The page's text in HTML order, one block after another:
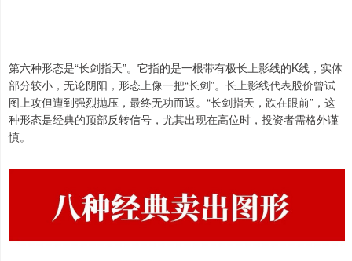
第六种形态是“长剑指天”。它指的是一根带有极长上影线的K线，实体
部分较小，无论阴阳，形态上像一把“长剑”。长上影线代表股价曾试
图上攻但遭到强烈抛压，最终无功而返。“长剑指天，跌在眼前”，这
种形态是经典的顶部反转信号，尤其出现在高位时，投资者需格外谨
慎。